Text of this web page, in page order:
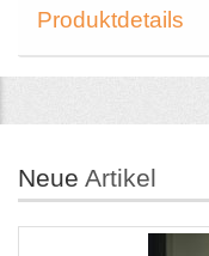
Produktdetails
Neue Artikel